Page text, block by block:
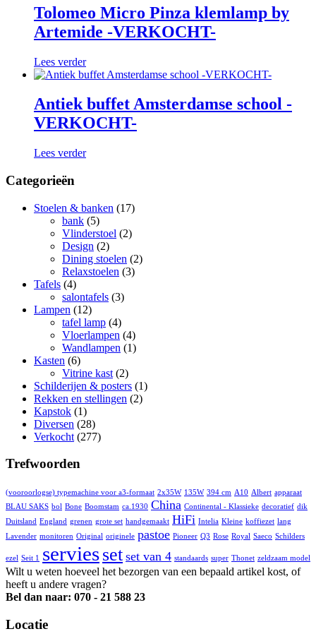
Tolomeo Micro Pinza klemlamp by
Artemide -VERKOCHT-
Lees verder
Antiek buffet Amsterdamse school -
VERKOCHT-
Lees verder
Categorieën
Stoelen & banken (17)
bank (5)
Vlinderstoel (2)
Design (2)
Dining stoelen (2)
Relaxstoelen (3)
Tafels (4)
salontafels (3)
Lampen (12)
tafel lamp (4)
Vloerlampen (4)
Wandlampen (1)
Kasten (6)
Vitrine kast (2)
Schilderijen & posters (1)
Rekken en stellingen (2)
Kapstok (1)
Diversen (28)
Verkocht (277)
Trefwoorden
(vooroorlogse) typemachine voor a3-formaat 2x35W 135W 394 cm A10 Albert apparaat
BLAU SAKS bol Bone Boomstam ca.1930 China Continental - Klassieke decoratief dik
Duitsland England grenen grote set handgemaakt HiFi Intelia Kleine koffiezet lang
Lavender monitoren Original originele pastoe Pioneer Q3 Rose Royal Saeco Schilders
ezel Seit 1 serviesset set van 4 standaards super Thonet zeldzaam model
Wilt u weten hoeveel het bezorgen van een bepaald artikel kost, of
heeft u andere vragen?
Bel dan naar: 070 - 21 588 23
Locatie